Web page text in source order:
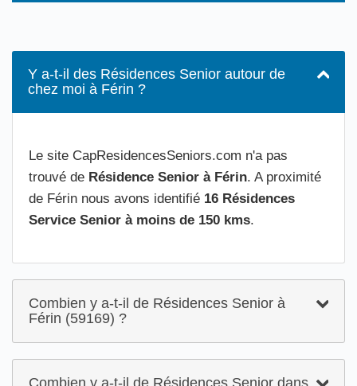
Y a-t-il des Résidences Senior autour de
chez moi à Férin ?
Le site CapResidencesSeniors.com n'a pas
trouvé de Résidence Senior à Férin. A proximité
de Férin nous avons identifié 16 Résidences
Service Senior à moins de 150 kms.
Combien y a-t-il de Résidences Senior à
Férin (59169) ?
Combien y a-t-il de Résidences Senior dans